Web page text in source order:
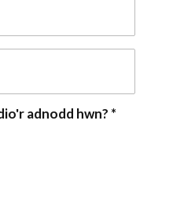
adnodd hwn? *
graddio'r adnodd